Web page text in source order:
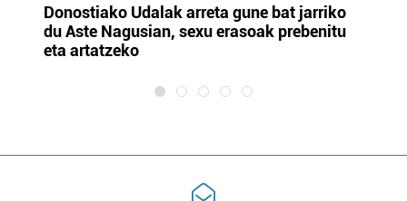
Donostiako Udalak arreta gune bat jarriko
du Aste Nagusian, sexu erasoak prebenitu
eta artatzeko